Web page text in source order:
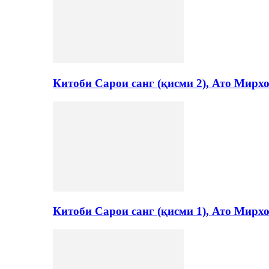
Китоби Сарои санг (қисми 2), Ато
Китоби Сарои санг (қисми 1), Ато